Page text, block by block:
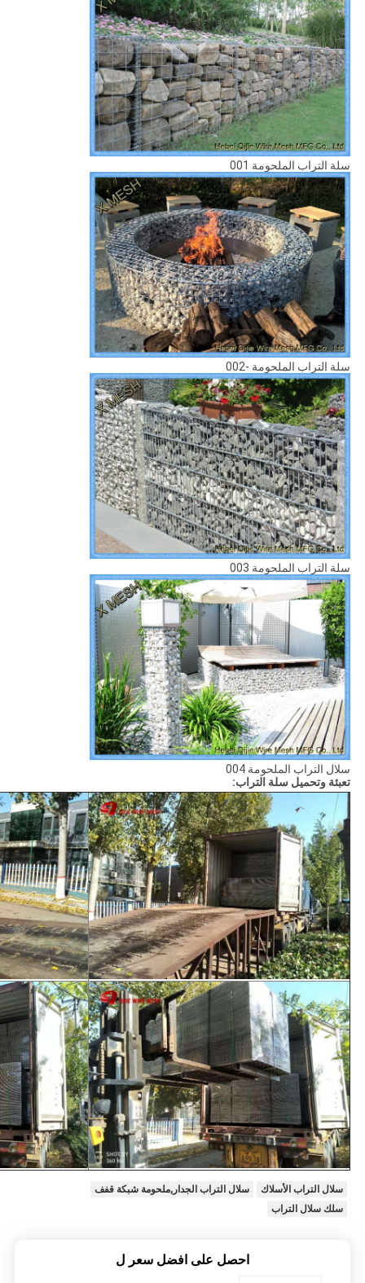
سلة التراب الملحومة 001
سلة التراب الملحومة -002
سلة التراب الملحومة 003
سلال التراب الملحومة 004
تعبئة وتحميل سلة التراب:
سلال التراب الأسلاك
سلال التراب الجدار,ملحومة شبكة قفف
سلك سلال التراب
احصل على افضل سعر ل